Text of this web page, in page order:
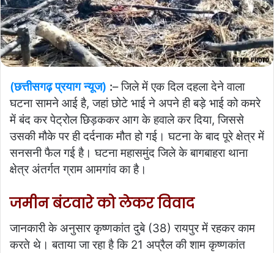
(छत्तीसगढ़ प्रयाग न्यूज) :– जिले में एक दिल दहला देने वाला
घटना सामने आई है, जहां छोटे भाई ने अपने ही बड़े भाई को कमरे
में बंद कर पेट्रोल छिड़ककर आग के हवाले कर दिया, जिससे
उसकी मौके पर ही दर्दनाक मौत हो गई। घटना के बाद पूरे क्षेत्र में
सनसनी फैल गई है। घटना महासमुंद जिले के बागबाहरा थाना
क्षेत्र अंतर्गत ग्राम आमगांव का है।
जमीन बंटवारे को लेकर विवाद
जानकारी के अनुसार कृष्णकांत दुबे (38) रायपुर में रहकर काम
करते थे। बताया जा रहा है कि 21 अप्रैल की शाम कृष्णकांत